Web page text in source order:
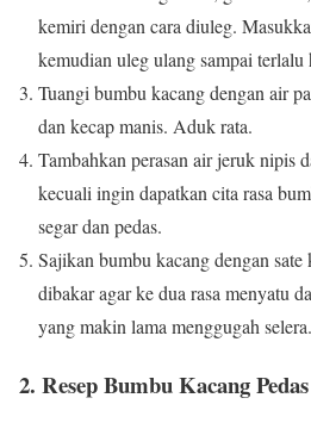
kemiri dengan cara diuleg.
kemudian uleg ulang sampai terlalu
Tuangi bumbu kacang dengan air
dan kecap manis. Aduk rata.
Tambahkan perasan air jeruk nipis
kecuali ingin dapatkan cita rasa
segar dan pedas.
Sajikan bumbu kacang dengan
dibakar agar ke dua rasa menyatu
yang makin lama menggugah selera.
2. Resep Bumbu Kacang Pedas